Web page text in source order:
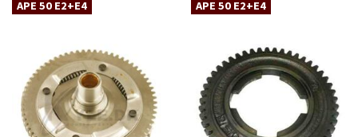
APE 50 E2+E4 APE 50 E2+E4